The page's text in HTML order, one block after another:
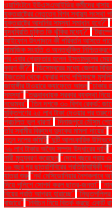
ওয়াশিংটনে ইউএসএআইডির কর্মীদের বাসায়
যুক্তরাষ্ট্রের নেতৃত্বে বিশ্ব স্বাস্থ্য সংস্থা
যুক্তরাষ্ট্রে আদানির সমস্যা সমাধান হবে?"
যুদ্ধবিরতি চুক্তি কি ঝুঁকির মধ্যে?"
আইফোন উৎপাদনে কী পরিবর্তন আসতে
সামাজিক সংহতি ও অন্তর্ভুক্তি
পর এবার গ্রেফতার হলেন ইস্তাম্বুলের
কারণ কী?" "ডিসেম্বরের মধ্যে জেলার
ইজতেমা থেকে ফেরার পথে পশ্চিমবঙ্গে
জাহাঙ্গীর টাওয়ারে ক্যাফেতে আগুন "ঢাকার
সমস্যা" "তত্ত্বাবধায়ক সরকার ব্যবস্থা
নভেম্বর" "তিন দশকে ৩০ বিশ্ব রেকর্ড:
মুক্তিপণের ২৫ লাখ টাকা দেওয়ার পর
প্রচলিত ভুল ধারণা" "দিনাজপুরে মৌসুম
তাঁর স্বামীর বিরুদ্ধে দুদকের মামলা দায়ের"
নতুন দলের কমিটি "দুটি আলংকারিক
৭৬ লাখ টাকার অবৈধ সম্পদ উদ্ধারের দাবি
নারী মৃত্যুবরণ করেছেন "দেশে বছরে প্রায়
১৬ বছর পর ছাত্রশিবিরের প্রতিষ্ঠাবার্ষিকী
যাত্রা শুরু "নর্থ মেসিডোনিয়ার নৈশক্লাবে
দিয়ে পুলিশে সোপর্দ করল ছাত্র-জনতা"
বিয়ের প্রতি আগ্রহ হারাচ্ছে" "নিভৃতপল্লির
বাজারে" "নির্বাচন নিয়ে বিতর্ক করছে একটি